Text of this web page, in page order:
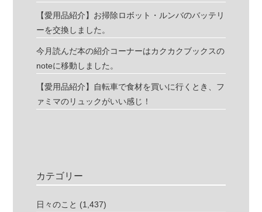
【愛用品紹介】お掃除ロボット・ルンバのバッテリ
ーを交換しました。
今月読んだ本の紹介コーナーはカクカクブックスの
noteに移動しました。
【愛用品紹介】自転車で食材を買いに行くとき、フ
ァミマのリュックがいい感じ！
カテゴリー
日々のこと (1,437)